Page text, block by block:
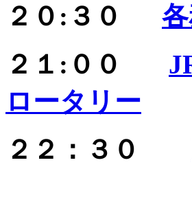
２０:３０
２１:００
ロータリー
２２：３０